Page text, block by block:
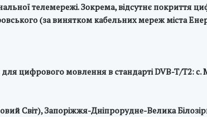
телемережі. Зокрема, відсутнє покриття
(за винятком кабельних мереж міста
цифрового мовлення в стандарті DVB-T/T2: с.
Світ), Запоріжжя-Дніпрорудне-Велика